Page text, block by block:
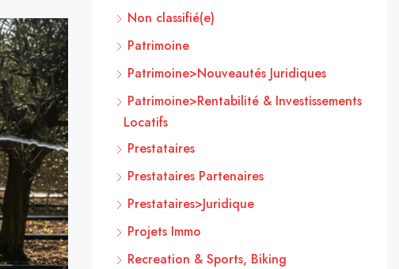
Non classifié(e)
Patrimoine
Patrimoine>Nouveautés Juridiques
Patrimoine>Rentabilité & Investissements
Locatifs
Prestataires
Prestataires Partenaires
Prestataires>Juridique
Projets Immo
Recreation & Sports, Biking